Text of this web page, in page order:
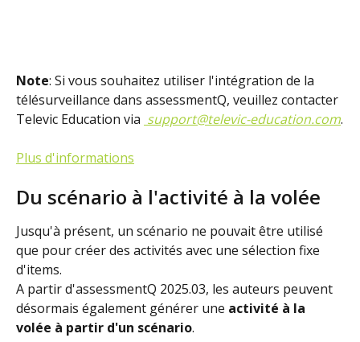
Note: Si vous souhaitez utiliser l'intégration de la
télésurveillance dans assessmentQ, veuillez contacter
Televic Education via support@televic-education.com.
Plus d'informations
Du scénario à l'activité à la volée
Jusqu'à présent, un scénario ne pouvait être utilisé
que pour créer des activités avec une sélection fixe
d'items.
A partir d'assessmentQ 2025.03, les auteurs peuvent
désormais également générer une activité à la
volée à partir d'un scénario.